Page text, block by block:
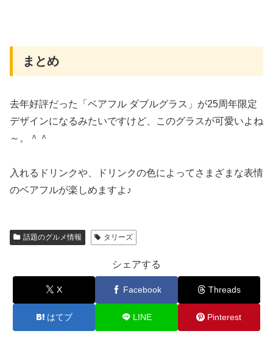
まとめ
去年好評だった「ベアフル ダブルグラス」が25周年限定
デザインになるみたいですけど、このグラスが可愛いよね
～。＾＾
入れるドリンクや、ドリンクの色によってさまざまな表情
のベアフルが楽しめますよ♪
話題のグルメ情報 タリーズ
シェアする
X Facebook Threads
はてブ LINE Pinterest